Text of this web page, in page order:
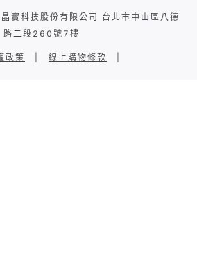
科技股份有限公司 台北市中山區八德
路二段260號7樓
政策 線上購物條款